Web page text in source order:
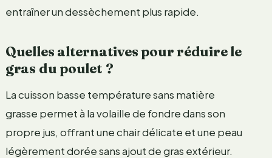
entraîner un dessèchement plus rapide.
Quelles alternatives pour réduire le
gras du poulet ?
La cuisson basse température sans matière
grasse permet à la volaille de fondre dans son
propre jus, offrant une chair délicate et une peau
légèrement dorée sans ajout de gras extérieur.